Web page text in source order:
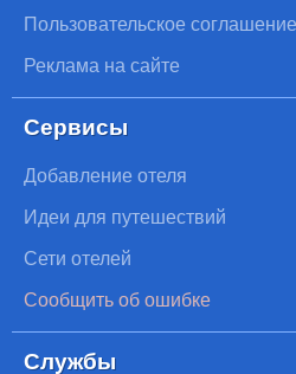
Пользовательское соглашение
Реклама на сайте
Сервисы
Добавление отеля
Идеи для путешествий
Сети отелей
Сообщить об ошибке
Службы